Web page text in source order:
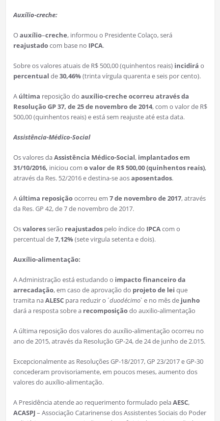
Auxílio-creche:
Oauxílio–creche, informou o Presidente Colaço, será
reajustadocom base no IPCA.
Sobre os valores atuais de R$ 500,00 (quinhentos reais) incidirá o
percentual de30,46%(trinta vírgula quarenta e seis por cento).
A última reposição do auxílio-creche ocorreu através da
Resolução GP 37, de 25 de novembro de 2014, com o valor de R$
500,00 (quinhentos reais) e está sem reajuste até esta data.
Assistência-Médico-Social
Os valores daAssistência Médico-Social, implantados em
31/10/2016, iniciou com o valor de R$ 500,00 (quinhentos reais),
através da Res. 52/2016 e destina-se aosaposentados.
A última reposiçãoocorreu em 7 de novembro de 2017, através
da Res. GP 42, de 7 de novembro de 2017.
Osvaloresserão reajustadospelo índice do IPCAcom o
percentual de7,12%(sete virgula setenta e dois).
Auxílio-alimentação:
A Administração está estudando o impacto financeiro da
arrecadação, em caso de aprovação do projeto de lei que
tramita naALESCpara reduzir o ´duodécimo` e no mês de junho
dará a resposta sobre a recomposiçãodo auxilio-alimentação
A última reposição dos valores do auxílio-alimentação ocorreu no
ano de 2015, através da Resolução GP-24, de 24 de junho de 2.015.
Excepcionalmente as Resoluções GP-18/2017, GP 23/2017 e GP-30
concederam provisoriamente, em poucos meses, aumento dos
valores do auxílio-alimentação.
A Presidência atende ao requerimento formulado pelaAESC,
ACASPJ – Associação Catarinense dos Assistentes Sociais do Poder